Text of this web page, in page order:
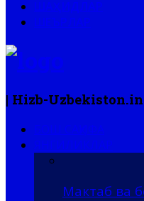
| Hizb-
Мактаб ва